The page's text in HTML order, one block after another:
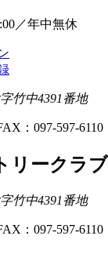
／年中無休
竹中4391番地
：097-597-6110
リークラブ
竹中4391番地
：097-597-6110